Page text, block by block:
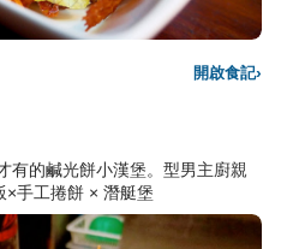
開啟食記›
有的鹹光餅小漢堡。型男主廚親
×手工捲餅 × 潛艇堡